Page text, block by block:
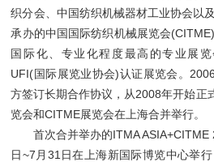
织分会、中国纺织机械器材工业协会以
承办的中国国际纺织机械展览会
国际化、专业化程度最高的专业展
UFI(国际展览业协会)认证展览会。
方签订长期合作协议，从2008年开始正
览会和CITME展览会在上海合并举行。
首次合并举办的ITMA
日~7月31日在上海新国际博览中心举